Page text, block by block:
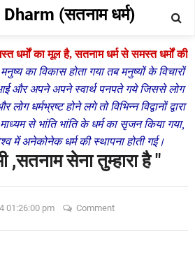
(सतनाम धर्म)
धर्मों का मूल है, सतनाम धर्म से समस्त धर्मों की
का विकास होता गया तब मनुष्यों के विचारों
और अपने अपने स्वार्थ पनपते गये जिससे लोग
धर्मभ्रष्ट होने लगे तो विभिन्न विद्वानों द्वारा
से भांति भांति के धर्म का सृजन किया गया,
में अनेकोनेक धर्म की स्थापना होती गई।
,सतनाम सेना तुम्हारा है "
01:26:00 pm Comment